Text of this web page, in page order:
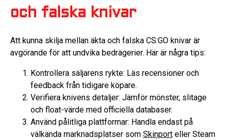
och falska knivar
Att kunna skilja mellan äkta och falska CS:GO knivar är
avgörande för att undvika bedrägerier. Här är några tips:
Kontrollera säljarens rykte: Läs recensioner och
feedback från tidigare köpare.
Verifiera knivens detaljer: Jämför mönster, slitage
och float-värde med officiella databaser.
Använd pålitliga plattformar: Handla endast på
välkända marknadsplatser som Skinport eller Steam